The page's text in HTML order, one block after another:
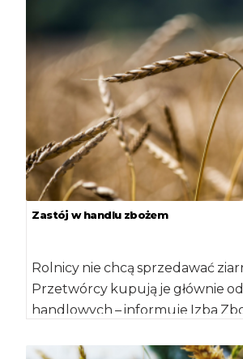
Zastój w handlu zbożem
Rolnicy nie chcą sprzedawać
Przetwórcy kupują je głównie
handlowych – informuje Izba
moment […]